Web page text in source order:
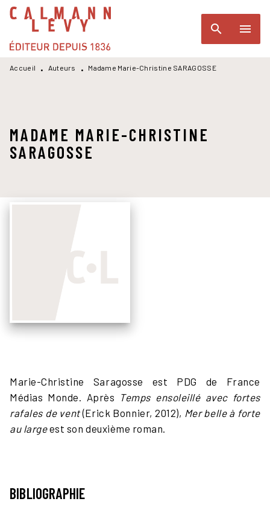
MENU RECHERCHE
PIED DE PAGE
search menu
Accueil • Auteurs • Madame Marie-Christine SARAGOSSE
MADAME MARIE-CHRISTINE
SARAGOSSE
Marie-Christine Saragosse est PDG de France
Médias Monde. Après Temps ensoleillé avec fortes
rafales de vent(Erick Bonnier, 2012), Mer belle à forte
au largeest son deuxième roman.
BIBLIOGRAPHIE